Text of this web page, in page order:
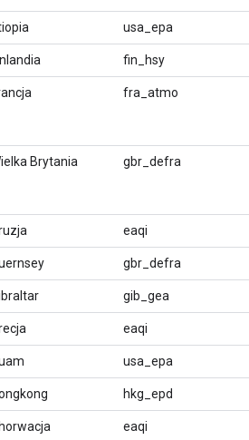
usa_epa
fin_hsy
fra_atmo
Brytania gbr_defra
eaqi
gbr_defra
gib_gea
eaqi
usa_epa
hkg_epd
eaqi